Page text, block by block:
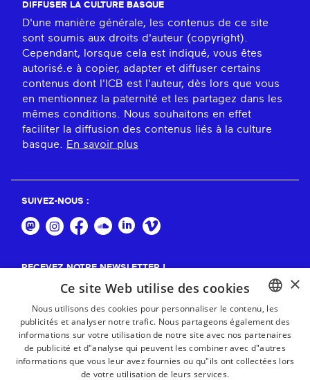
DIFFUSER LA CULTURE BASQUE
D'une manière générale, les contenus de ce site
sont soumis aux droits d'auteur (copyright).
Cependant, lorsque cela est indiqué, vous êtes
autorisé.e à copier, adapter et diffuser certains
contenus dont l'ICB est l'auteur, dès lors que vous
en mentionnez la paternité et les partagez dans les
mêmes conditions. Nous souhaitons en effet
faciliter la diffusion des contenus liés à la culture
basque.
En savoir plus
SUIVEZ-NOUS :
RECEVEZ NOTRE NEWSLETTER !
BASQUE
FRENCH
×
Ce site Web utilise des cookies
Nous utilisons des cookies pour personnaliser le contenu, les
publicités et analyser notre trafic. Nous partageons également des
informations sur votre utilisation de notre site avec nos partenaires
de publicité et d"analyse qui peuvent les combiner avec d"autres
informations que vous leur avez fournies ou qu"ils ont collectées lors
de votre utilisation de leurs services.